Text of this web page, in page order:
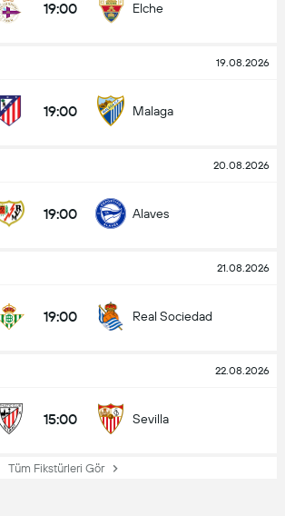
19:00 Elche
19.08.2026
19:00 Malaga
20.08.2026
19:00 Alaves
21.08.2026
19:00 Real Sociedad
22.08.2026
15:00 Sevilla
Tüm Fikstürleri Gör